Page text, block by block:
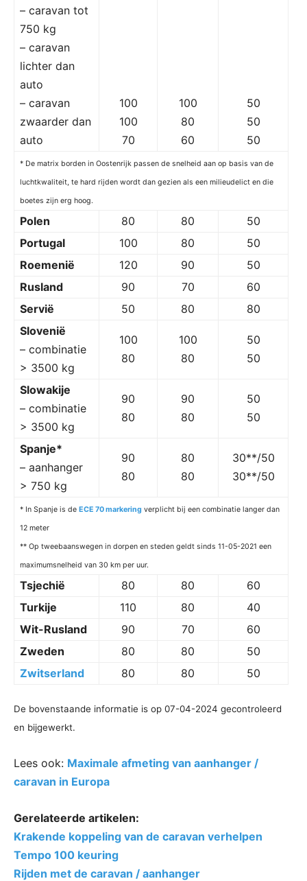
– caravan tot
750 kg
– caravan
lichter dan
auto
– caravan
zwaarder dan
auto
100
100
70
100
80
60
50
50
50
* De matrix borden in Oostenrijk passen de snelheid aan op basis van de
luchtkwaliteit, te hard rijden wordt dan gezien als een milieudelict en die
boetes zijn erg hoog.
Polen 80 80
50
Portugal
100 80
50
Roemenië
120 90
50
Rusland
90 70
60
Servië
50 80
80
Slovenië
– combinatie
> 3500 kg
100
80
100
80
50
50
Slowakije
– combinatie
> 3500 kg
90
80
90
80
50
50
Spanje*
– aanhanger
> 750 kg
90
80
80
80
30**/50
30**/50
* In Spanje is de ECE 70 markering verplicht bij een combinatie langer dan
12 meter
** Op tweebaanswegen in dorpen en steden geldt sinds 11-05-2021 een
maximumsnelheid van 30 km per uur.
Tsjechië 80 80
60
Turkije
110 80
40
Wit-Rusland
90 70
60
Zweden
80 80
50
Zwitserland
80 80 50
De bovenstaande informatie is op 07-04-2024 gecontroleerd
en bijgewerkt.
Lees ook: Maximale afmeting van aanhanger /
caravan in Europa
Gerelateerde artikelen:
Krakende koppeling van de caravan verhelpen
Tempo 100 keuring
Rijden met de caravan / aanhanger